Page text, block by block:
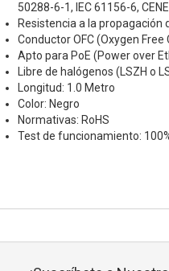
50288-6-1, IEC 61156-6,
Resistencia a la propagación
Conductor OFC (Oxygen
Apto para PoE (Power over
Libre de halógenos (LSZH o
Longitud: 1.0 Metro
Color: Negro
Normativas: RoHS
Test de funcionamiento: